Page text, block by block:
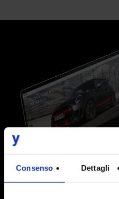
Consenso Dettagli